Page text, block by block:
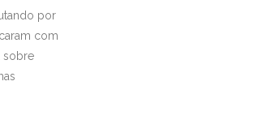
por
com
sobre